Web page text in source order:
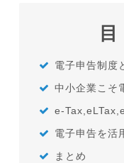
電子申告制度
中小企業こそ
e-
電子申告を活
まとめ